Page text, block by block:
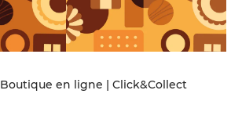
Boutique en ligne | Click&Collect